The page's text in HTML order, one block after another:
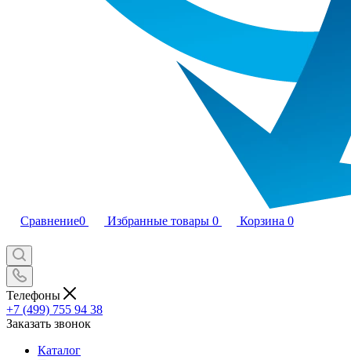
Сравнение0 Избранные товары 0 Корзина 0
Телефоны
+7 (499) 755 94 38
Заказать звонок
Каталог